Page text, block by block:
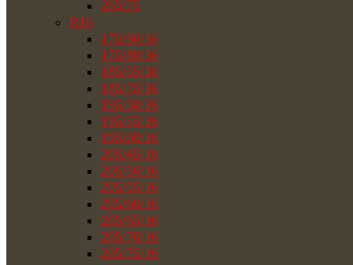
265/75
R16
175/60/16
175/80/16
185/55/16
185/75/16
195/50/16
195/55/16
195/60/16
205/45/16
205/50/16
205/55/16
205/60/16
205/65/16
205/70/16
205/75/16